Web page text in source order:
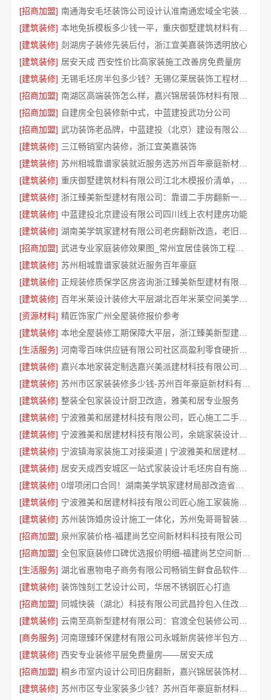
[招商加盟]
南通海安毛坯装饰公司设计认准南通宏域全宅装饰建材有限公司
[建筑装修]
[建筑装修] 剡湖房子装修先装后付，浙江宜美嘉装饰透明放心
[建筑装修] 居安天成 西安性价比高家装施工改善房免费量房
[建筑装修]
无锡毛坯房半包多少钱？无锡亿莱居装饰工程材料有限公司详解
[招商加盟]
[招商加盟] 自建房全包装修新中式，中蓝建投武功分公司
[招商加盟]
武功装饰老品牌，中蓝建投（北京）建设有限公司武功分公司
[建筑装修] 三江畅销室内装修，浙江宜美嘉装饰
[建筑装修]
苏州相城靠谱家装就近服务选苏州百年豪庭新材料有限公司
[建筑装修]
[建筑装修]
浙江臻美新型建材有限公司：靠谱二手房翻新一站式急装
[建筑装修] 中蓝建投北京建设有限公司四川线上农村建房功能
[建筑装修]
[招商加盟]
武进专业家庭装修效果图_常州宜居佳装饰工程有限公司
[建筑装修] 苏州相城靠谱家装就近服务百年豪庭
[建筑装修]
[建筑装修]
百年米莱设计装修大平层湖北百年米莱空间美学装饰材料有限公司
[资源材料] 精匠饰家广州全屋装修报价参考
[建筑装修]
本地全屋装修工期保障大平层，浙江臻美新型建材有限公司准时交付
[生活服务]
河南零百味供应链有限公司社区高盈利零食硬折扣全域盈利
[建筑装修]
[建筑装修]
[建筑装修] 整装全包家装设计厨卫改造，雅美和居专业服务
[建筑装修]
宁波雅美和居建材科技有限公司，匠心施工二手房改造
[建筑装修]
宁波雅美和居建材科技有限公司，余姚家装设计到店咨询
[建筑装修]
宁波镇海家装施工对接渠道 | 宁波雅美和居建材科技有限公司
[建筑装修]
居安天成西安城区一站式家装设计毛坯房自有施工队
[建筑装修]
[建筑装修]
宁波雅美和居建材科技有限公司匠心施工家装施工对接渠道
[建筑装修]
苏州装饰婚房设计施工一体化，苏州兔哥哥智装新材料有限公司一站式服务
[招商加盟] 泉州家装价格-福建尚艺空间新材料科技有限公司
[招商加盟]
全包家庭装修口碑优选报价明细-福建尚艺空间新材料科技有限公司
[生活服务]
湖北省惠物电子商务有限公司畅销生鲜食品软件功能解析
[建筑装修] 装饰蚀刻工艺设计公司，华居不锈钢匠心打造
[招商加盟]
同城快装（湖北）科技有限公司武昌拎包入住改造智能家装省心
[建筑装修]
[商务服务]
[建筑装修] 西安专业装修平层免费量房——居安天成
[招商加盟]
桐乡市室内设计公司旧房翻新，嘉兴锦居装饰材料有限公司
[建筑装修]
苏州市区专业家装多少钱？苏州百年豪庭新材料有限公司